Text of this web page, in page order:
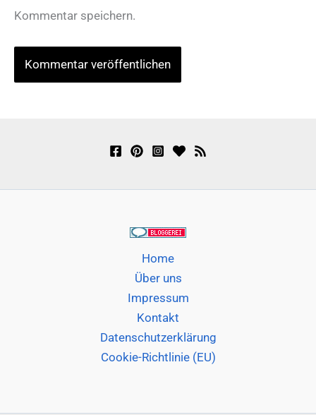
Kommentar speichern.
Home
Über uns
Impressum
Kontakt
Datenschutzerklärung
Cookie-Richtlinie (EU)